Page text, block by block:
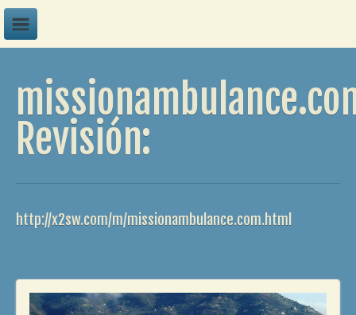
G
Revisión:
http://x2sw.com/m/missionambulance.com.html